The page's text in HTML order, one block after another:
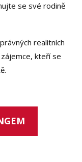
se své rodině
realitních
kteří se